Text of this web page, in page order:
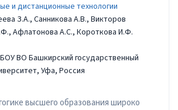
и дистанционные технологии
З.А., Санникова А.В., Викторов
Афлатонова А.С., Короткова И.Ф.
ВО Башкирский государственный
Уфа, Россия
высшего образования широко